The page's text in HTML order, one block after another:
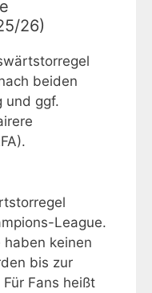
26)
beiden
und ggf.
League.
keinen
bis zur
Fans heißt